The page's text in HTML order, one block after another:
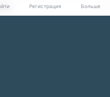
в систему.
Регистрация Больше